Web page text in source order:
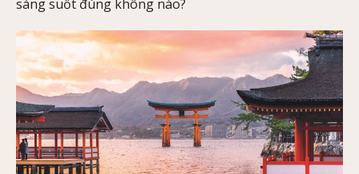
sáng suốt đúng không nào?